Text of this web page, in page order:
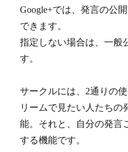
Google+では、発言の公
できます。
指定しない場合は、一般
す。
サークルには、2通りの
リームで見たい人たちの
能。それと、自分の発言
する機能です。